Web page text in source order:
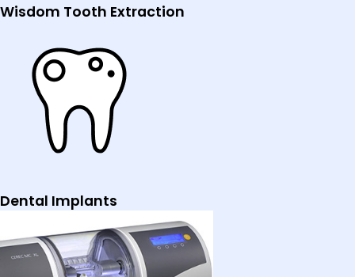
Wisdom Tooth Extraction
Dental Implants